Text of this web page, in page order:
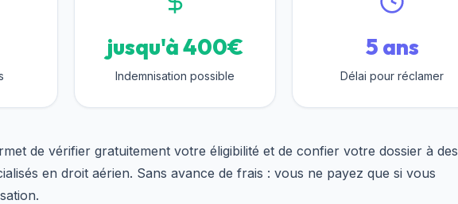
jusqu'à 400€
Indemnisation possible
5 ans
Délai pour réclamer
de vérifier gratuitement votre éligibilité et de confier votre dossier à des
en droit aérien. Sans avance de frais : vous ne payez que si vous